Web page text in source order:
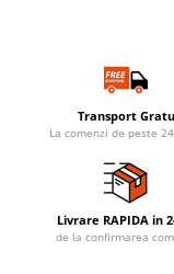
Transport
La comenzi de peste
Livrare RAPIDA in
de la confirmarea